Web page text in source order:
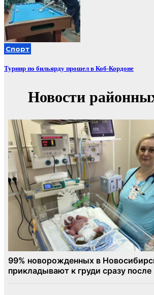
Спорт
Турнир по бильярду прошел в Коб-Кордоне